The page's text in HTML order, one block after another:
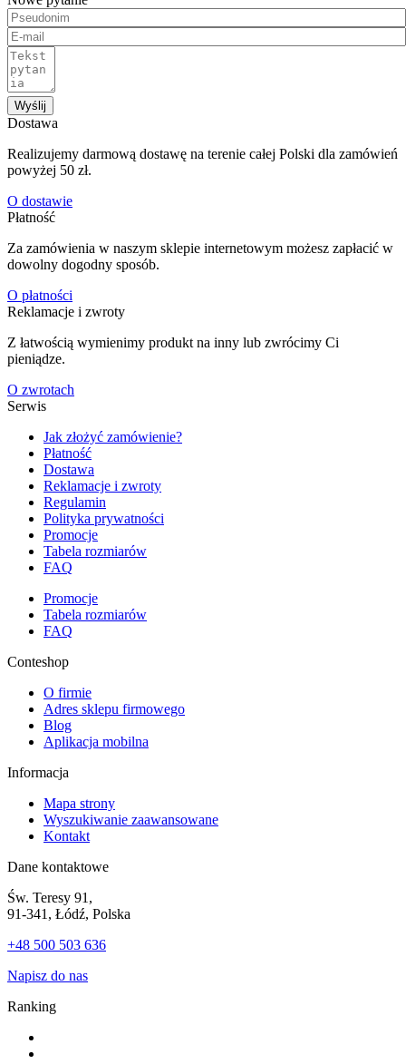
Wyślij
Dostawa
Realizujemy darmową dostawę na terenie całej Polski dla zamówień
powyżej 50 zł.
O dostawie
Płatność
Za zamówienia w naszym sklepie internetowym możesz zapłacić w
dowolny dogodny sposób.
O płatności
Reklamacje i zwroty
Z łatwością wymienimy produkt na inny lub zwrócimy Ci
pieniądze.
O zwrotach
Serwis
Jak złożyć zamówienie?
Płatność
Dostawa
Reklamacje i zwroty
Regulamin
Polityka prywatności
Promocje
Tabela rozmiarów
FAQ
Promocje
Tabela rozmiarów
FAQ
Conteshop
O firmie
Adres sklepu firmowego
Blog
Aplikacja mobilna
Informacja
Mapa strony
Wyszukiwanie zaawansowane
Kontakt
Dane kontaktowe
Św. Teresy 91,
91-341, Łódź, Polska
+48 500 503 636
Napisz do nas
Ranking